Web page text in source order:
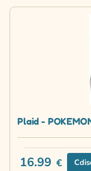
Plaid -
16.99 €